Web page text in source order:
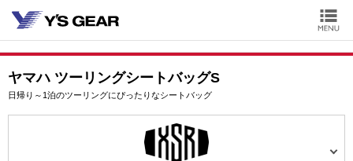
ヤマハ ツーリングシートバッグS
日帰り～1泊のツーリングにぴったりなシートバッグ